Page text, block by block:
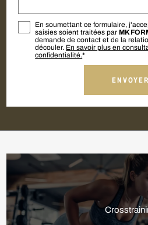
En soumettant ce formulaire,
saisies soient traitées parMK
demande de contact et de la
découler. En savoir plus en
confidentialité.*